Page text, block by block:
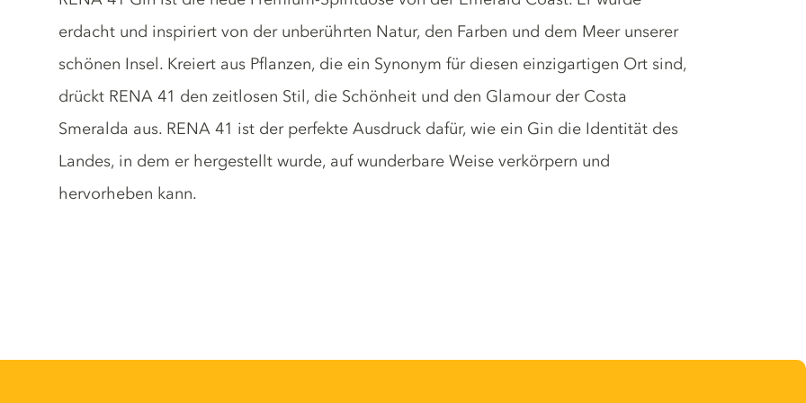
erdacht und inspiriert von der unberührten Natur, den Farben und dem Meer unserer
schönen Insel. Kreiert aus Pflanzen, die ein Synonym für diesen einzigartigen Ort sind,
drückt RENA 41 den zeitlosen Stil, die Schönheit und den Glamour der Costa
Smeralda aus. RENA 41 ist der perfekte Ausdruck dafür, wie ein Gin die Identität des
Landes, in dem er hergestellt wurde, auf wunderbare Weise verkörpern und
hervorheben kann.